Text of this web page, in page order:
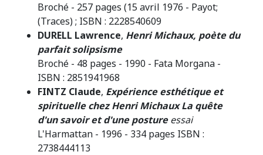
Broché - 257 pages (15 avril 1976 - Payot;
(Traces) ; ISBN : 2228540609
DURELL Lawrence, Henri Michaux, poète du
parfait solipsisme
Broché - 48 pages - 1990 - Fata Morgana -
ISBN : 2851941968
FINTZ Claude, Expérience esthétique et
spirituelle chez Henri Michaux La quête
d'un savoir et d'une posture essai
L'Harmattan - 1996 - 334 pages ISBN :
2738444113